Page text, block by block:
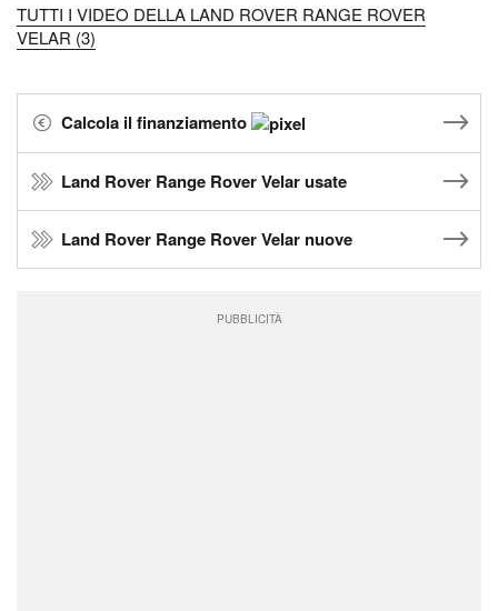
TUTTI I VIDEO DELLA LAND ROVER RANGE ROVER
VELAR (3)
Calcola il finanziamento
Land Rover Range Rover Velar usate
Land Rover Range Rover Velar nuove
PUBBLICITÀ